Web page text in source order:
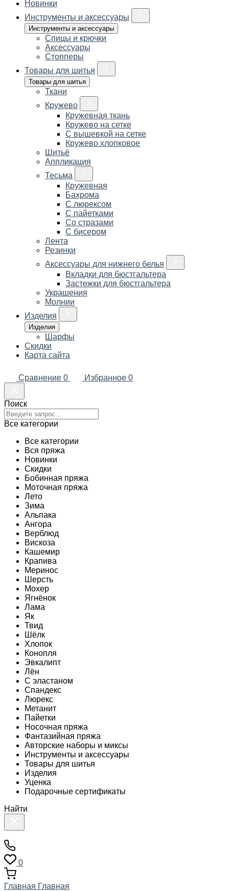
Новинки
Инструменты и аксессуары
Инструменты и аксессуары
Спицы и крючки
Аксессуары
Стопперы
Товары для шитья
Товары для шитья
Ткани
Кружево
Кружевная ткань
Кружево на сетке
С вышевкой на сетке
Кружево хлопковое
Шитьё
Аппликация
Тесьма
Кружевная
Бахрома
С люрексом
С пайетками
Со стразами
С бисером
Лента
Резинки
Аксессуары для нижнего белья
Вкладки для бюстгальтера
Застежки для бюстгальтера
Украшения
Молнии
Изделия
Изделия
Шарфы
Скидки
Карта сайта
Сравнение 0 Избранное 0
Поиск
Все категории
Все категории
Вся пряжа
Новинки
Скидки
Бобинная пряжа
Моточная пряжа
Лето
Зима
Альпака
Ангора
Верблюд
Вискоза
Кашемир
Крапива
Меринос
Шерсть
Мохер
Ягнёнок
Лама
Як
Твид
Шёлк
Хлопок
Конопля
Эвкалипт
Лён
C эластаном
Спандекс
Люрекс
Метанит
Пайетки
Носочная пряжа
Фантазийная пряжа
Авторские наборы и миксы
Инструменты и аксессуары
Товары для шитья
Изделия
Уценка
Подарочные сертификаты
Найти
0
Главная Главная